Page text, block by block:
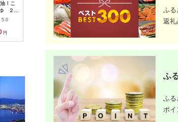
！こ
２本
ゆ こ
5.0
円
【ふるなびWEEK対
象】ヤマコノ醤油 調
味の素 1000ml (1L) 6
本セット (200)
5.0
寄付金額:22,500
「かねよ みそ しょう
ゆ」南国かごしまのめ
んつゆ・おかず味噌
K058-003
5.0
12,000円
ぼ
醤
油
ふる
返礼
ふ
ふる
ポ